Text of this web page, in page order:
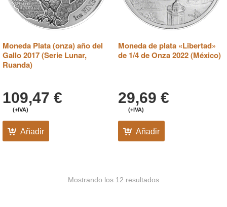
Moneda Plata (onza) año del
Gallo 2017 (Serie Lunar,
Ruanda)
109,47 €
(+IVA)
Añadir
Moneda de plata «Libertad»
de 1/4 de Onza 2022 (México)
29,69 €
(+IVA)
Añadir
Mostrando los 12 resultados